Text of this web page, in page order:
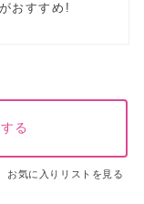
おすすめ!
る
お気に入りリストを見る